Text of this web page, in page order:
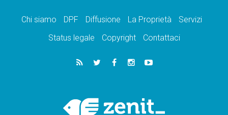
Chi siamo DPF Diffusione La Proprietà
Servizi
Status legale
Copyright Contattaci